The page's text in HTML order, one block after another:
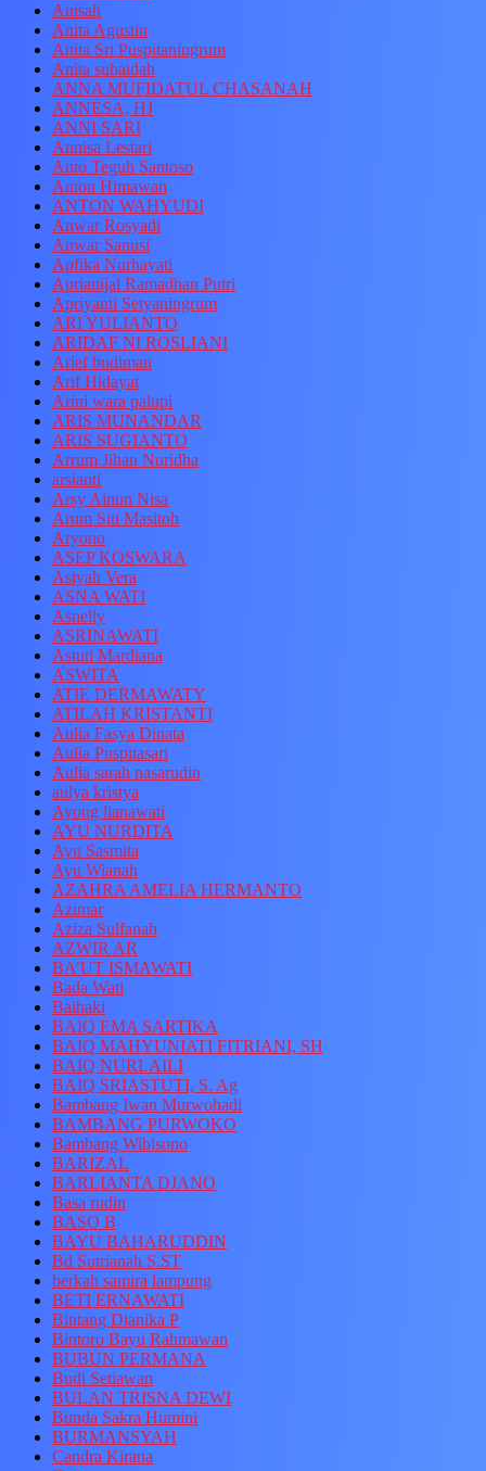
Anisah
Anita Agustin
Anita Sri Puspitaningrum
Anita subaidah
ANNA MUFIDATUL CHASANAH
ANNESA, HJ
ANNI SARI
Annisa Lestari
Anto Teguh Santoso
Anton Himawan
ANTON WAHYUDI
Anwar Rosyadi
Anwar Sanusi
Apfika Nurhayati
Aprianijal Ramadhan Putri
Apriyanti Setyaningrum
ARI YULIANTO
ARIDAF NI ROSLIANI
Arief budiman
Arif Hidayat
Arini wara palupi
ARIS MUNANDAR
ARIS SUGIANTO
Arrum Jihan Nuridha
arsianti
Arsy Ainun Nisa
Arum Siti Masitoh
Aryono
ASEP KOSWARA
Asiyah Vera
ASNA WATI
Asnelly
ASRINAWATI
Astuti Mardiana
ASWITA
ATIE DERMAWATY
ATILAH KRISTANTI
Aulia Fasya Dinata
Aulia Puspitasari
Aulia sarah nasarudin
aulya kristya
Ayong lianawati
AYU NURDITA
Ayu Sasmita
Ayu Wianah
AZAHRA AMELIA HERMANTO
Azimar
Aziza Sulfanah
AZWIR AR
BA’UT ISMAWATI
Bada Wati
Baihaki
BAIQ EMA SARTIKA
BAIQ MAHYUNIATI FITRIANI, SH
BAIQ NURLAILI
BAIQ SRIASTUTI, S. Ag
Bambang Iwan Murwohadi
BAMBANG PURWOKO
Bambang Wibisono
BARIZAL
BARLIANTA DJANO
Basa rudin
BASO B
BAYU BAHARUDDIN
Bd Sutrianah S.ST
berkah samira lampung
BETI ERNAWATI
Bintang Dianika P
Bintoro Bayu Rahmawan
BUBUN PERMANA
Budi Setiawan
BULAN TRISNA DEWI
Bunda Sakra Humini
BURMANSYAH
Candra Kirana